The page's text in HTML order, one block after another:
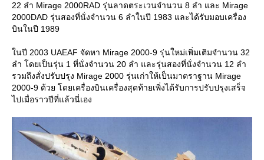
22 ลำ Mirage 2000RAD รุ่นลาดตระเวนจำนวน 8 ลำ และ Mirage
2000DAD รุ่นสองที่นั่งจำนวน 6 ลำในปี 1983 และได้รับมอบเครื่อง
บินในปี 1989
นปี 2003 UAEAF จัดหา Mirage 2000-9 รุ่นใหม่เพิ่มเติมจำนวน 32
ลำ โดยเป็นรุ่น 1 ที่นั่งจำนวน 20 ลำ และรุ่นสองที่นั่งจำนวน 12 ลำ
รวมถึงสั่งปรับปรุง Mirage 2000 รุ่นเก่าให้เป็นมาตราฐาน Mirage
2000-9 ด้วย โดยเครื่องบินเครื่องสุดท้ายเพิ่งได้รับการปรับปรุงเสร็จ
ไปเมื่อราวปีที่แล้วนี่เอง